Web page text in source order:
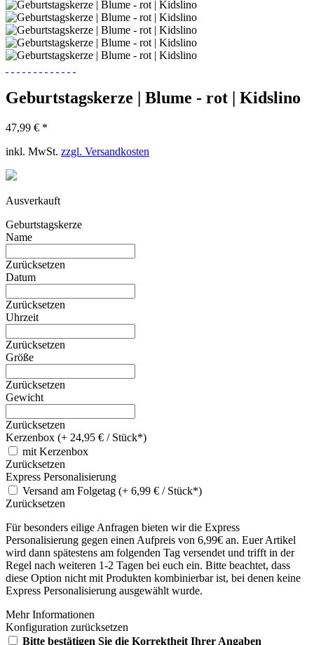
Geburtstagskerze | Blume - rot | Kidslino
47,99 € *
inkl. MwSt. zzgl. Versandkosten
Ausverkauft
Geburtstagskerze
Name
Zurücksetzen
Datum
Zurücksetzen
Uhrzeit
Zurücksetzen
Größe
Zurücksetzen
Gewicht
Zurücksetzen
Kerzenbox (+ 24,95 € / Stück*)
mit Kerzenbox
Zurücksetzen
Express Personalisierung
Versand am Folgetag (+ 6,99 € / Stück*)
Zurücksetzen
Für besonders eilige Anfragen bieten wir die Express
Personalisierung gegen einen Aufpreis von 6,99€ an. Euer Artikel
wird dann spätestens am folgenden Tag versendet und trifft in der
Regel nach weiteren 1-2 Tagen bei euch ein. Bitte beachtet, dass
diese Option nicht mit Produkten kombinierbar ist, bei denen keine
Express Personalisierung ausgewählt wurde.
Mehr Informationen
Konfiguration zurücksetzen
Bitte bestätigen Sie die Korrektheit Ihrer Angaben